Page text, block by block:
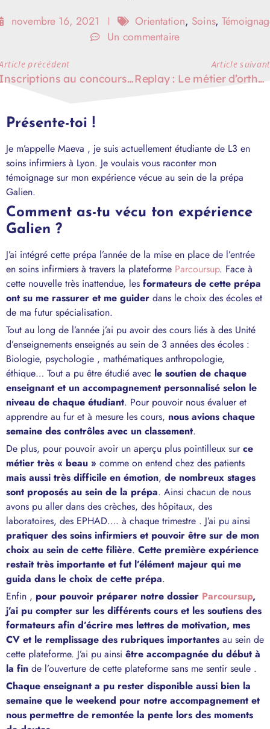
novembre 16, 2021 Orientation, Soins,
Un commentaire
précédent
Inscriptions au concours d’infirmier des forces armées.
Article suivant
Replay : Le métier d’orthophoniste
Présente-toi !
Je m’appelle Maeva , je suis actuellement étudiante de L3 en
soins infirmiers à Lyon. Je voulais vous raconter mon
témoignage sur mon expérience vécue au sein de la prépa
Galien.
Comment as-tu vécu ton expérience
Galien ?
J’ai intégré cette prépa l’année de la mise en place de l’entrée
en soins infirmiers à travers la plateforme Parcoursup. Face à
cette nouvelle très inattendue, les formateurs de cette prépa
ont su me rassurer et me guider dans le choix des écoles et
de ma futur spécialisation.
Tout au long de l’année j’ai pu avoir des cours liés à des Unité
d’enseignements enseignés au sein de 3 années des écoles :
Biologie, psychologie , mathématiques anthropologie,
éthique… Tout a pu être étudié avec le soutien de chaque
enseignant et un accompagnement personnalisé selon le
niveau de chaque étudiant. Pour pouvoir nous évaluer et
apprendre au fur et à mesure les cours, nous avions chaque
semaine des contrôles avec un classement.
De plus, pour pouvoir avoir un aperçu plus pointilleux surce
métier très « beau » comme on entend chez des patients
mais aussi très difficile en émotion, de nombreux stages
sont proposés au sein de la prépa. Ainsi chacun de nous
avons pu aller dans des crèches, des hôpitaux, des
laboratoires, des EPHAD…. à chaque trimestre . J’ai pu ainsi
pratiquer des soins infirmiers et pouvoir être sur de mon
choix au sein de cette filière. Cette première expérience
restait très importante et fut l’élément majeur qui me
guida dans le choix de cette prépa.
Enfin , pour pouvoir préparer notre dossier Parcoursup,
j’ai pu compter sur les différents cours et les soutiens des
formateurs afin d’écrire mes lettres de motivation, mes
CV et le remplissage des rubriques importantes au sein de
cette plateforme. J’ai pu ainsi être accompagnée du début à
la fin de l’ouverture de cette plateforme sans me sentir seule .
Chaque enseignant a pu rester disponible aussi bien la
semaine que le weekend pour notre accompagnement et
nous permettre de remontée la pente lors des moments